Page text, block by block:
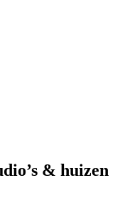
& huizen